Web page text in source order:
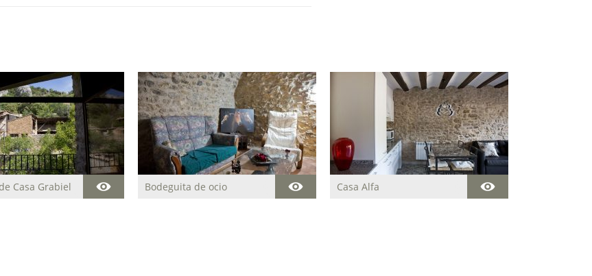
Casa Grabiel Bodeguita de ocio Casa Alfa